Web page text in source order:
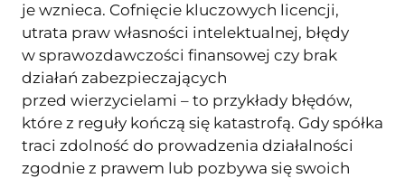
je wznieca. Cofnięcie kluczowych licencji,
utrata praw własności intelektualnej, błędy
w sprawozdawczości finansowej czy brak
działań zabezpieczających
przed wierzycielami – to przykłady błędów,
które z reguły kończą się katastrofą. Gdy spółka
traci zdolność do prowadzenia działalności
zgodnie z prawem lub pozbywa się swoich